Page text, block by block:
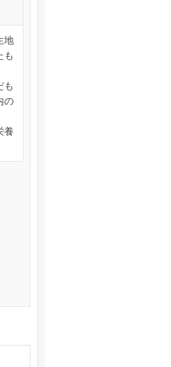
地
も
も
の
養